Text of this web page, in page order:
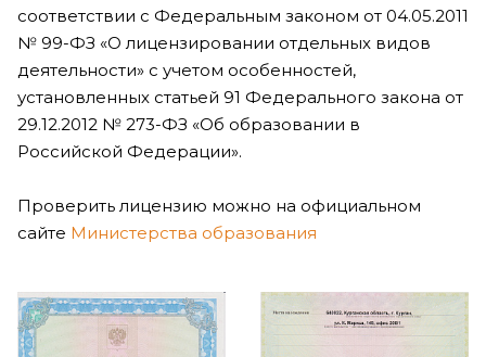
соответствии с Федеральным законом от 04.05.2011
№ 99-ФЗ «О лицензировании отдельных видов
деятельности» с учетом особенностей,
установленных статьей 91 Федерального закона от
29.12.2012 № 273-ФЗ «Об образовании в
Российской Федерации».
Проверить лицензию можно на официальном
сайте Министерства образования